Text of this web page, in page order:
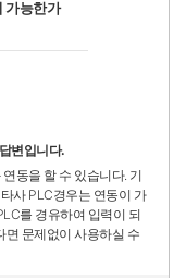
가능한가
변입니다.
동을 할 수 있습니다. 기
사 PLC경우는 연동이 가
를 경유하여 입력이 되
면 문제없이 사용하실 수